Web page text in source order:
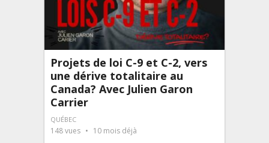
Projets de loi C-9 et C-2, vers
une dérive totalitaire au
Canada? Avec Julien Garon
Carrier
QUÉBEC
148vues 10 mois déjà